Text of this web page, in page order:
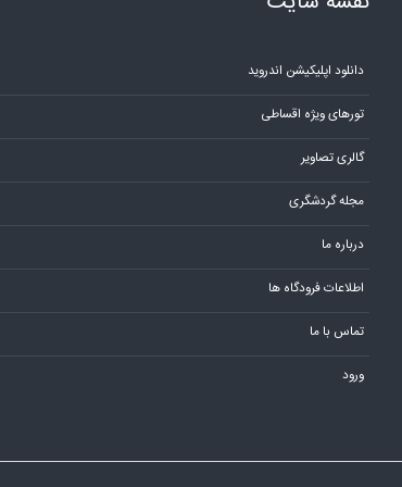
دانلود اپلیکیشن اندروید
تورهای ویژه اقساطی
گالری تصاویر
مجله گردشگری
درباره ما
اطلاعات فرودگاه ها
تماس با ما
ورود